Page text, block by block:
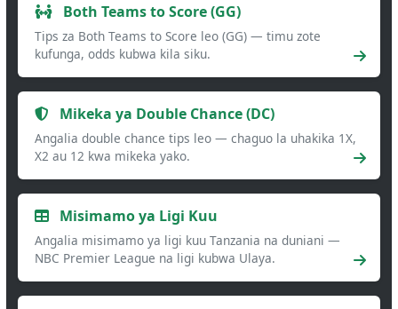
Both Teams to Score (GG)
Tips za Both Teams to Score leo (GG) — timu zote
kufunga, odds kubwa kila siku.
Mikeka ya Double Chance (DC)
Angalia double chance tips leo — chaguo la uhakika 1X,
X2 au 12 kwa mikeka yako.
Misimamo ya Ligi Kuu
Angalia misimamo ya ligi kuu Tanzania na duniani —
NBC Premier League na ligi kubwa Ulaya.